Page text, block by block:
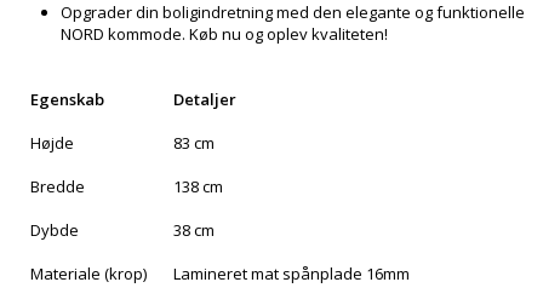
Opgrader din boligindretning med den elegante og funktionelle
NORD kommode. Køb nu og oplev kvaliteten!
Egenskab
Detaljer
Højde
83 cm
Bredde
138 cm
Dybde
38 cm
Materiale (krop)
Lamineret mat spånplade 16mm